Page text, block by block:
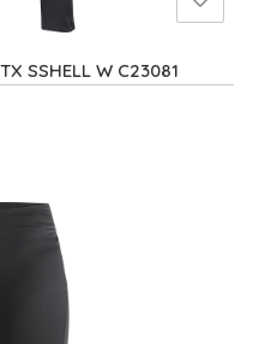
SSHELL W C23081